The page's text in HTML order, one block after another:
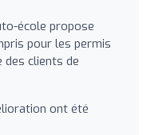
école propose
pour les permis
des clients de
ont été